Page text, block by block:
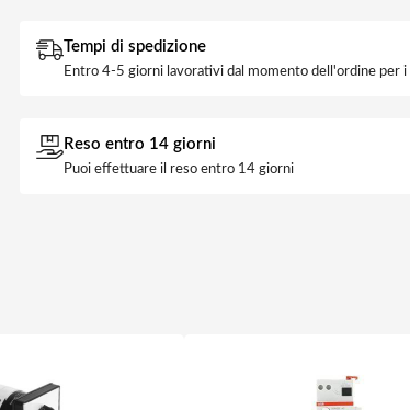
Tempi di spedizione
Entro 4-5 giorni lavorativi dal momento dell'ordine per
Reso entro 14 giorni
Puoi effettuare il reso entro 14 giorni